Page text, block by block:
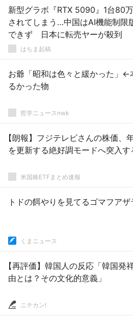
新型グラボ『RTX 5090』1台80
されてしまう…中国はAI機能制限
できず 日本に転売ヤーが殺到
はちま起稿
お爺「昭和は色々と緩かった」←
るかった物
哲学ニュースnwk
【朗報】フジテレビさんの株価、
を更新する絶好調モードへ突入す
米国株ETFまとめ速報
トドの餌やりを見てるゴマフアザ
くまニュース
【再評価】韓国人の反応「韓国発
由とは？その文化的意義」
ニチカン!